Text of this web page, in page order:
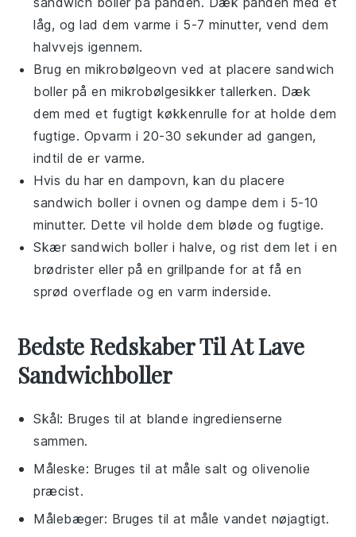
låg, og lad dem varme i 5-7 minutter, vend dem
halvvejs igennem.
Brug en mikrobølgeovn ved at placere sandwich
boller på en mikrobølgesikker tallerken. Dæk
dem med et fugtigt køkkenrulle for at holde dem
fugtige. Opvarm i 20-30 sekunder ad gangen,
indtil de er varme.
Hvis du har en dampovn, kan du placere
sandwich boller i ovnen og dampe dem i 5-10
minutter. Dette vil holde dem bløde og fugtige.
Skær sandwich boller i halve, og rist dem let i en
brødrister eller på en grillpande for at få en
sprød overflade og en varm inderside.
Bedste Redskaber Til At Lave
Sandwichboller
Skål: Bruges til at blande ingredienserne
sammen.
Måleske: Bruges til at måle salt og olivenolie
præcist.
Målebæger: Bruges til at måle vandet nøjagtigt.